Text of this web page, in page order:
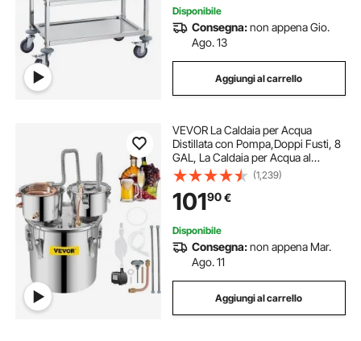
Disponibile
Consegna:non appena Gio.
Ago. 13
Aggiungi al carrello
VEVOR La Caldaia per Acqua
Distillata con Pompa,Doppi Fusti, 8
GAL, La Caldaia per Acqua al
Chiaro di Luna, Distillatore d'Acqua
Alcolica, Distillazione del Vino 8GAL
in Acciaio e Rame Rosso
(1,239)
10190€
Disponibile
Consegna:non appena Mar.
Ago. 11
Aggiungi al carrello